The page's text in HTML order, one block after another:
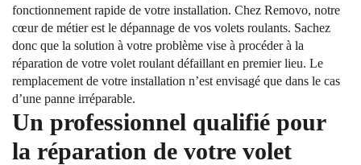
fonctionnement rapide de votre installation. Chez Removo, notre
cœur de métier est le dépannage de vos volets roulants. Sachez
donc que la solution à votre problème vise à procéder à la
réparation de votre volet roulant défaillant en premier lieu. Le
remplacement de votre installation n’est envisagé que dans le cas
d’une panne irréparable.
Un professionnel qualifié pour
la réparation de votre volet